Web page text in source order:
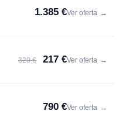
1.385 €Ver oferta →
320 € 217 €Ver oferta →
790 €Ver oferta →